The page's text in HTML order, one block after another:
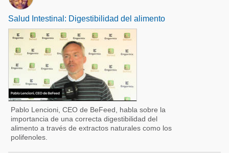
Salud Intestinal: Digestibilidad del alimento
Pablo Lencioni, CEO de BeFeed, habla sobre la
importancia de una correcta digestibilidad del
alimento a través de extractos naturales como los
polifenoles.